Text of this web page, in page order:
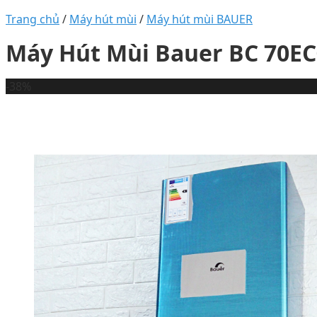
Trang chủ / Máy hút mùi / Máy hút mùi BAUER
Máy Hút Mùi Bauer BC